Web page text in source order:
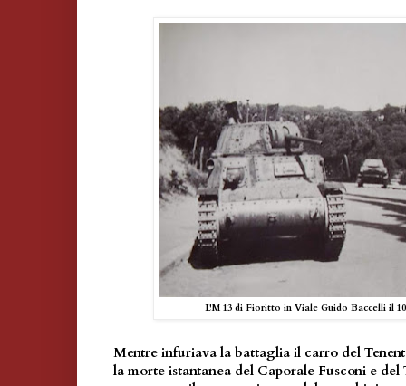
L'M 13 di Fioritto in Viale Guido Baccelli il 10
Mentre infuriava la battaglia il carro del
la morte istantanea del Caporale Fusconi e